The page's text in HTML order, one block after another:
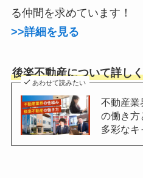
る仲間を求めています！
>>詳細を見る
後楽不動産について詳し
あわせて読みたい
不動産業
の働き方
多彩なキ